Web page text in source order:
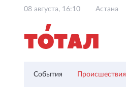
08 августа, 16:10 Астана
События Происшествия